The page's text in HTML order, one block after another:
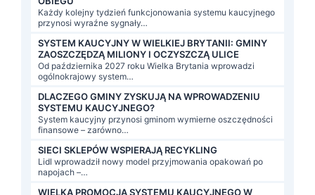
Każdy kolejny tydzień funkcjonowania systemu kaucyjnego
przynosi wyraźne sygnały…
SYSTEM KAUCYJNY W WIELKIEJ BRYTANII: GMINY
ZAOSZCZĘDZĄ MILIONY I OCZYSZCZĄ ULICE
Od października 2027 roku Wielka Brytania wprowadzi
ogólnokrajowy system…
DLACZEGO GMINY ZYSKUJĄ NA WPROWADZENIU
SYSTEMU KAUCYJNEGO?
System kaucyjny przynosi gminom wymierne oszczędności
finansowe – zarówno…
SIECI SKLEPÓW WSPIERAJĄ RECYKLING
Lidl wprowadził nowy model przyjmowania opakowań po
napojach –…
WIELKA PROMOCJA SYSTEMU KAUCYJNEGO W